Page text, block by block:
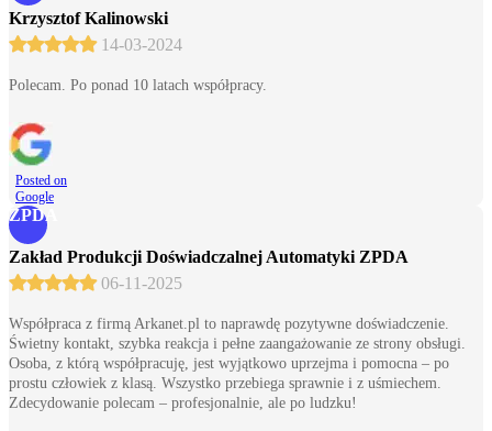
Krzysztof Kalinowski
14-03-2024
Polecam. Po ponad 10 latach współpracy.
Posted on
Google
ZPDA
Zakład Produkcji Doświadczalnej Automatyki ZPDA
06-11-2025
Współpraca z firmą Arkanet.pl to naprawdę pozytywne doświadczenie.
Świetny kontakt, szybka reakcja i pełne zaangażowanie ze strony obsługi.
Osoba, z którą współpracuję, jest wyjątkowo uprzejma i pomocna – po
prostu człowiek z klasą. Wszystko przebiega sprawnie i z uśmiechem.
Zdecydowanie polecam – profesjonalnie, ale po ludzku!